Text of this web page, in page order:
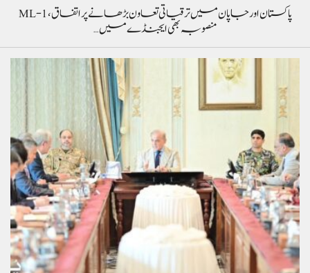
پاکستان اور جاپان میں ترقیاتی تعاون بڑھانے پر اتفاق، ML-1
منصوبہ بھی ایجنڈے میں…